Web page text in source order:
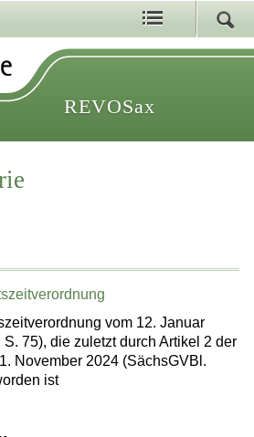
REVOSax
vom 12. Januar
75), die zuletzt durch Artikel 2 der
November 2024 (SächsGVBl.
ist